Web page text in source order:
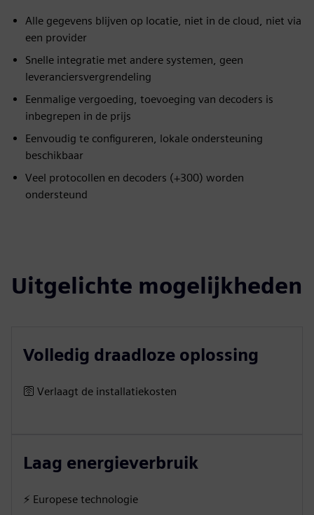
Alle gegevens blijven op locatie, niet in de cloud, niet via
een provider
Snelle integratie met andere systemen, geen
leveranciersvergrendeling
Eenmalige vergoeding, toevoeging van decoders is
inbegrepen in de prijs
Eenvoudig te configureren, lokale ondersteuning
beschikbaar
Veel protocollen en decoders (+300) worden
ondersteund
Uitgelichte mogelijkheden
Volledig draadloze oplossing
🛜 Verlaagt de installatiekosten
Laag energieverbruik
⚡ Europese technologie